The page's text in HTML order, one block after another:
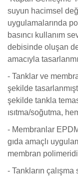
suyun hacimsel
uygulamalarında
basıncı kullanım
debisinde oluşan
amacıyla
- Tanklar ve
şekilde
şekilde tankla
ısıtma/soğutma,
- Membranlar
gıda amaçlı
membran
- Tankların çalışma